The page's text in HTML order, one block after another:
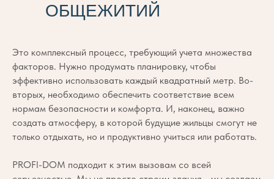
ОБЩЕЖИТИЙ
Это комплексный процесс, требующий учета множества
факторов. Нужно продумать планировку, чтобы
эффективно использовать каждый квадратный метр. Во-
вторых, необходимо обеспечить соответствие всем
нормам безопасности и комфорта. И, наконец, важно
создать атмосферу, в которой будущие жильцы смогут не
только отдыхать, но и продуктивно учиться или работать.
PROFI-DOM подходит к этим вызовам со всей